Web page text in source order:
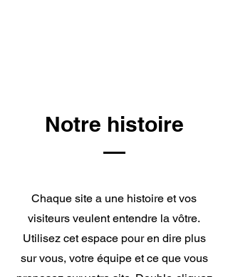
Notre histoire
Chaque site a une histoire et vos
visiteurs veulent entendre la vôtre.
Utilisez cet espace pour en dire plus
sur vous, votre équipe et ce que vous